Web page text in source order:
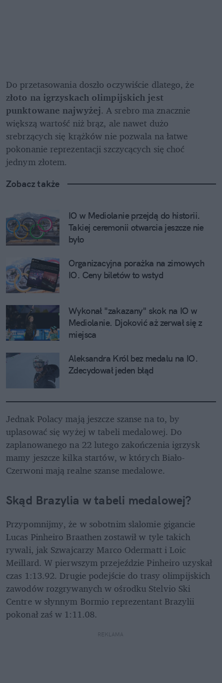
Do przetasowania doszło oczywiście dlatego, że
złoto na igrzyskach olimpijskich jest
punktowane najwyżej. A srebro ma znacznie
większą wartość niż brąz, ale nawet dużo
srebrzących się krążków nie pozwala na łatwe
pokonanie reprezentacji szczycących się choć
jednym złotem.
Zobacz także
IO w Mediolanie przejdą do historii.
Takiej ceremonii otwarcia jeszcze nie
było
Organizacyjna porażka na zimowych
IO. Ceny biletów to wstyd
Wykonał "zakazany" skok na IO w
Mediolanie. Djoković aż zerwał się z
miejsca
Aleksandra Król bez medalu na IO.
Zdecydował jeden błąd
Jednak Polacy mają jeszcze szanse na to, by
uplasować się wyżej w tabeli medalowej. Do
zaplanowanego na 22 lutego zakończenia igrzysk
mamy jeszcze kilka startów, w których Biało-
Czerwoni mają realne szanse medalowe.
Skąd Brazylia w tabeli medalowej?
Przypomnijmy, że w sobotnim slalomie gigancie
Lucas Pinheiro Braathen zostawił w tyle takich
rywali, jak Szwajcarzy Marco Odermatt i Loic
Meillard. W pierwszym przejeździe Pinheiro uzyskał
czas 1:13.92. Drugie podejście do trasy olimpijskich
zawodów rozgrywanych w ośrodku Stelvio Ski
Centre w słynnym Bormio reprezentant Brazylii
pokonał zaś w 1:11.08.
REKLAMA